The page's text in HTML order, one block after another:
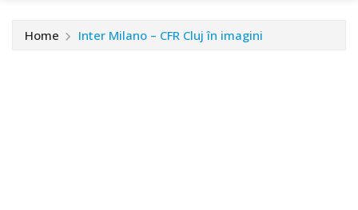
Home Inter Milano – CFR Cluj în imagini